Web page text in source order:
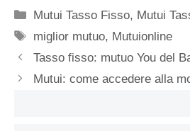
Categorie
Mutui Tasso Fisso, Mutui
Tag
miglior mutuo, Mutuionline
Tasso fisso: mutuo You del
Mutui: come accedere alla